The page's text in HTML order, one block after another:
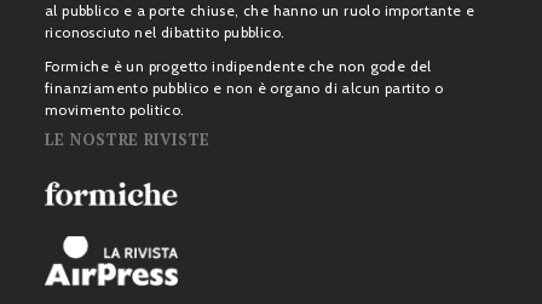
al pubblico e a porte chiuse, che hanno un ruolo importante e
riconosciuto nel dibattito pubblico.
Formiche è un progetto indipendente che non gode del
finanziamento pubblico e non è organo di alcun partito o
movimento politico.
LE NOSTRE RIVISTE